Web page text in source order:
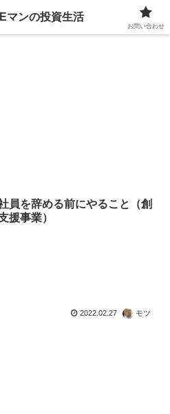
産、株式、等々への投資について
員を辞める前にやること（創
援事業）
2022.02.27 モツ
マンの投資生活
お問い合わせ